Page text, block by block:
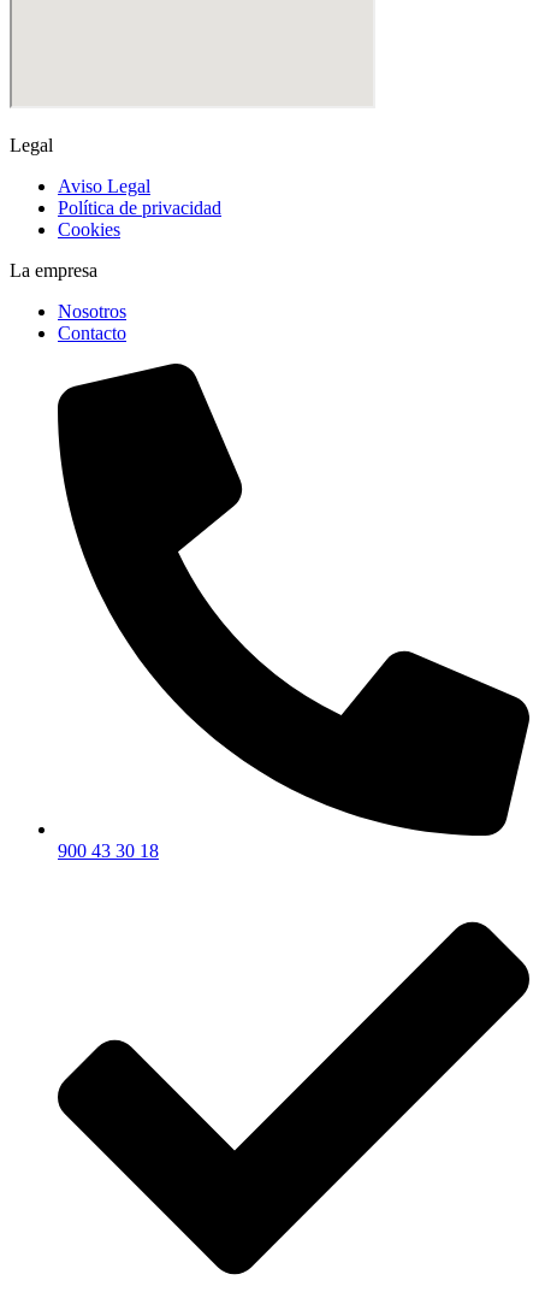
Legal
Aviso Legal
Política de privacidad
Cookies
La empresa
Nosotros
Contacto
900 43 30 18